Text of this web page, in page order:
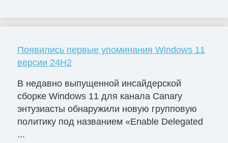
Появились первые упоминания Windows 11
версии 24H2
В недавно выпущенной инсайдерской
сборке Windows 11 для канала Canary
энтузиасты обнаружили новую групповую
политику под названием «Enable Delegated
...